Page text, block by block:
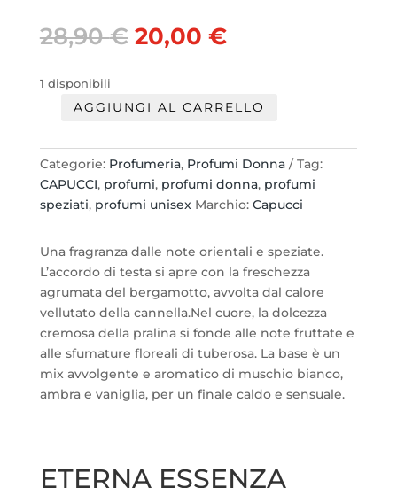
28,90€ Il
prezzo
era:
28,90 €.
20,00 €Il
è:
20,00 €.
1 disponibili
CAPUCCI
"ETERNA
ESSENZA"
PARFUM
quantità
AGGIUNGI AL CARRELLO
Categorie: Profumeria, Profumi Donna
Tag:
CAPUCCI, profumi, profumi donna, profumi
speziati, profumi unisex Marchio: Capucci
Una fragranza dalle note orientali e speziate.
L’accordo di testa si apre con la freschezza
agrumata del bergamotto, avvolta dal calore
vellutato della cannella.Nel cuore, la dolcezza
cremosa della pralina si fonde alle note fruttate e
alle sfumature floreali di tuberosa. La base è un
mix avvolgente e aromatico di muschio bianco,
ambra e vaniglia, per un finale caldo e sensuale.
ETERNA ESSENZA